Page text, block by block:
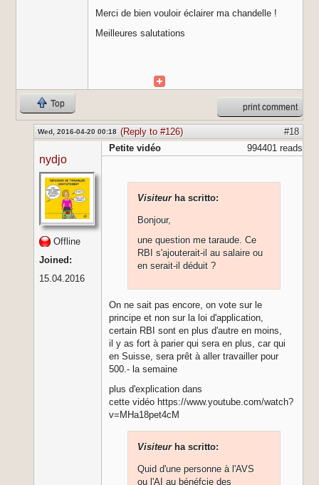
Merci de bien vouloir éclairer ma chandelle !
Meilleures salutations
Top print comment
Wed, 2016-04-20 00:18 (Reply to #126) #18
nydjo
Offline
Joined:
15.04.2016
994401 reads
Petite vidéo
Visiteurha scritto:
Bonjour,
une question me taraude. Ce
RBI s'ajouterait-il au salaire ou
en serait-il déduit ?
On ne sait pas encore, on vote sur le
principe et non sur la loi d'application,
certain RBI sont en plus d'autre en moins,
il y as fort à parier qui sera en plus, car qui
en Suisse, sera prêt à aller travailler pour
500.- la semaine
plus d'explication dans
cette vidéo https://www.youtube.com/watch?
v=MHa18pet4cM
Visiteurha scritto:
Quid d'une personne à l'AVS
ou l'AI au bénéfcie des